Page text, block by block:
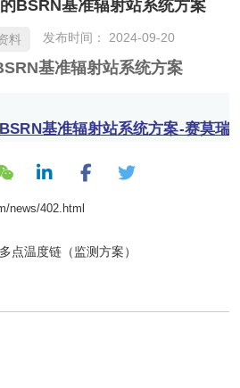
BSRN基准辐射站系统方案
料 发布时间： 2024-09-20
基准辐射站系统方案
基准辐射站系统方案-赛莫瑞
news/402.html
点温度链（监测方案）